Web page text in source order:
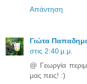
Απάντηση
Γιώτα
στις 2:40 μ.μ.
@ Γεωργία
μας πεις! :)